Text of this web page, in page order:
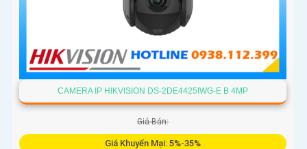
CAMERA IP HIKVISION DS-2DE4425IWG-E B 4MP
Giá Bán:
Giá Khuyến Mại: 5%-35%